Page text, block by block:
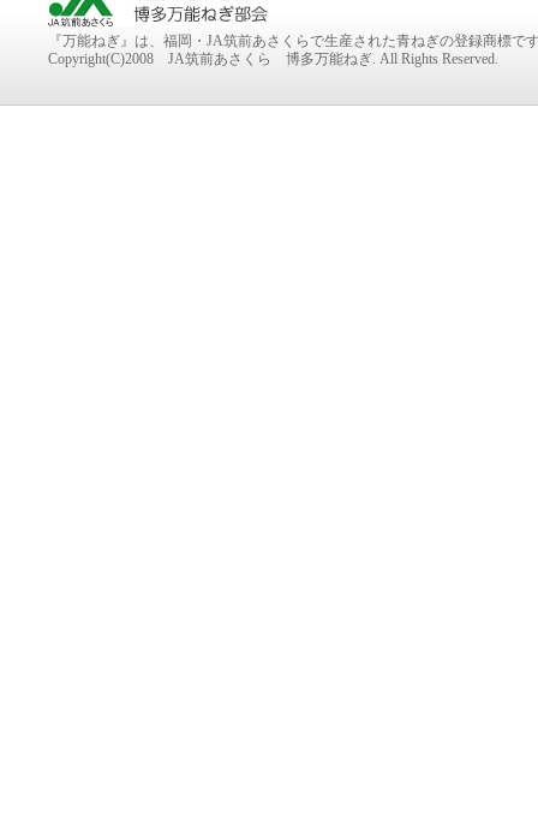
『万能ねぎ』は、福岡・JA筑前あさくらで生産された青ねぎの登録商標で
Copyright(C)2008 JA筑前あさくら 博多万能ねぎ. All Rights Reserved.